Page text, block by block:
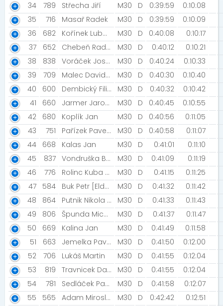
34
789 Střecha Jiří M30 D 0:39:59
0:10:08
35
716 Masař Radek M30 D 0:39:59
0:10:09
36
682 Kořínek Lubomír M30 D 0:40:08
0:10:17
37
652 Chebeň Radovan [Decathlon Olomouc] M30 D 0:40:12
0:10:21
38
838 Voráček Josef M30 D 0:40:24
0:10:33
39
709 Malec David [Žabáci] M30 D 0:40:30
0:10:40
40
600 Dembický Filip M30 D 0:40:32
0:10:42
41
660 Jarmer Jaroslav M30 D 0:40:45
0:10:55
42
680 Koplík Jan M30 D 0:40:56
0:11:05
43
751 Pařízek Pavel [Workout Lomnice] M30 D 0:40:58
0:11:07
44
668 Kalas Jan M30 D 0:41:01
0:11:10
45
837 Vondruška Bohuslav [TJ Sokol Hrabenov] M30 D 0:41:09
0:11:19
46
776 Rolinc Kuba [Šneci v běhu] M30 D 0:41:15
0:11:25
47
584 Buk Petr [Eldorado] M30 D 0:41:32
0:11:42
48
864 Putnik Nikola [Serbia] M30 D 0:41:33
0:11:43
49
806 Špunda Michal M30 D 0:41:37
0:11:47
50
669 Kalina Jan M30 D 0:41:49
0:11:58
51
663 Jemelka Pavel M30 D 0:41:50
0:12:00
52
706 Lukáš Martin M30 D 0:41:55
0:12:04
53
819 Travnicek Daniel M30 D 0:41:55
0:12:04
54
781 Sedláček Pavel M30 D 0:41:58
0:12:07
55
565 Adam Miroslav M30 D 0:42:42
0:12:51